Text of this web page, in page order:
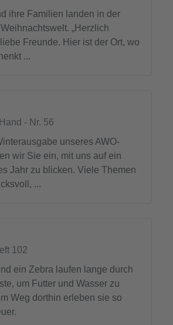
ihre Familien landen in der
„Herzlich
Freunde. Hier ist der Ort, wo
...
- Nr. 56
unseres AWO-
wir Sie ein, mit uns auf ein
Jahr zu blicken. Viele Themen
...
102
ein Zebra laufen lange durch
um Futter und Wasser zu
Weg dorthin erleben sie so